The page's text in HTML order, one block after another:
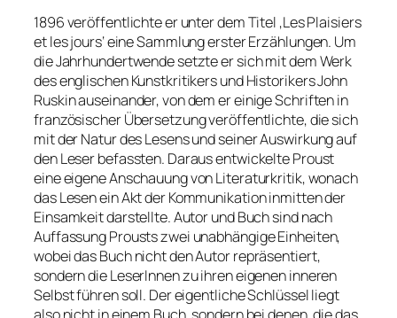
1896 veröffentlichte er unter dem Titel ‚Les Plaisiers
et les jours‘ eine Sammlung erster Erzählungen. Um
die Jahrhundertwende setzte er sich mit dem Werk
des englischen Kunstkritikers und Historikers John
Ruskin auseinander, von dem er einige Schriften in
französischer Übersetzung veröffentlichte, die sich
mit der Natur des Lesens und seiner Auswirkung auf
den Leser befassten. Daraus entwickelte Proust
eine eigene Anschauung von Literaturkritik, wonach
das Lesen ein Akt der Kommunikation inmitten der
Einsamkeit darstellte. Autor und Buch sind nach
Auffassung Prousts zwei unabhängige Einheiten,
wobei das Buch nicht den Autor repräsentiert,
sondern die LeserInnen zu ihren eigenen inneren
Selbst führen soll. Der eigentliche Schlüssel liegt